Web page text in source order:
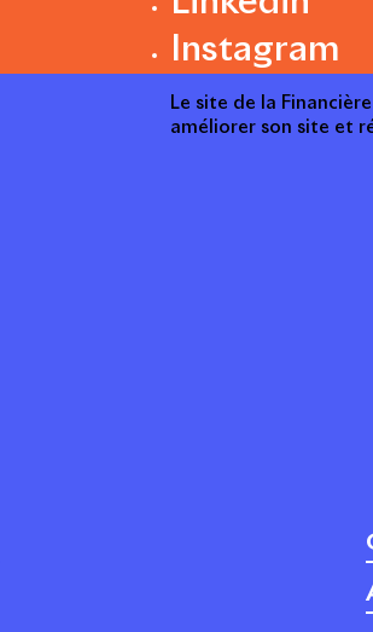
Instagram
Le site de la
améliorer son site et